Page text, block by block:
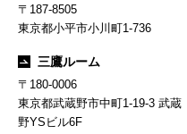
〒187-8505
東京都小平市小川町1-736
三鷹ルーム
〒180-0006
東京都武蔵野市中町1-19-3 武蔵
野YSビル6F